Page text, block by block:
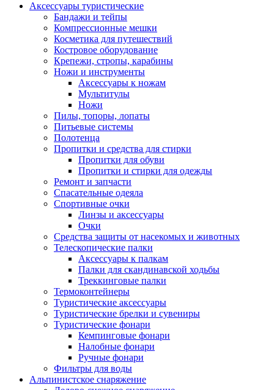
Аксессуары туристические
Бандажи и тейпы
Компрессионные мешки
Косметика для путешествий
Костровое оборудование
Крепежи, стропы, карабины
Ножи и инструменты
Аксессуары к ножам
Мультитулы
Ножи
Пилы, топоры, лопаты
Питьевые системы
Полотенца
Пропитки и средства для стирки
Пропитки для обуви
Пропитки и стирки для одежды
Ремонт и запчасти
Спасательные одеяла
Спортивные очки
Линзы и аксессуары
Очки
Средства защиты от насекомых и животных
Телескопические палки
Аксессуары к палкам
Палки для скандинавской ходьбы
Треккинговые палки
Термоконтейнеры
Туристические аксессуары
Туристические брелки и сувениры
Туристические фонари
Кемпинговые фонари
Налобные фонари
Ручные фонари
Фильтры для воды
Альпинистское снаряжение